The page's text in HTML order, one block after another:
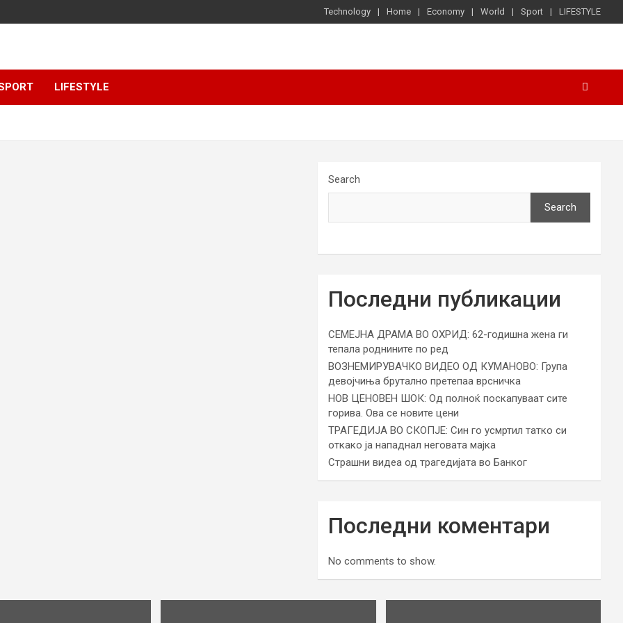
Technology Home Economy World Sport LIFESTYLE
LIFESTYLE
Search
Search
Последни публикации
СЕМЕЈНА ДРАМА ВО ОХРИД: 62-годишна жена ги
тепала роднините по ред
ВОЗНЕМИРУВАЧКО ВИДЕО ОД КУМАНОВО: Група
девојчиња брутално претепаа врсничка
НОВ ЦЕНОВЕН ШОК: Од полноќ поскапуваат сите
горива. Ова се новите цени
ТРАГЕДИЈА ВО СКОПЈЕ: Син го усмртил татко си
откако ја нападнал неговата мајка
Страшни видеа од трагедијата во Банког
Последни коментари
No comments to show.